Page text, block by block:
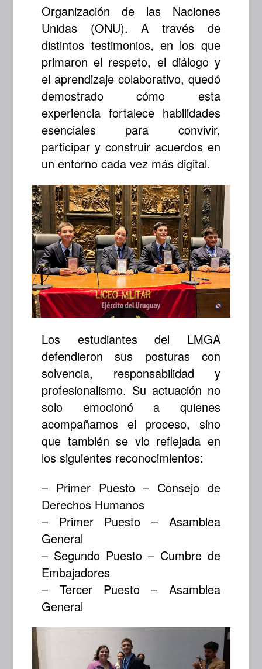
Organización de las Naciones
Unidas (ONU). A través de
distintos testimonios, en los que
primaron el respeto, el diálogo y
el aprendizaje colaborativo, quedó
demostrado cómo esta
experiencia fortalece habilidades
esenciales para convivir,
participar y construir acuerdos en
un entorno cada vez más digital.
Los estudiantes del LMGA
defendieron sus posturas con
solvencia, responsabilidad y
profesionalismo. Su actuación no
solo emocionó a quienes
acompañamos el proceso, sino
que también se vio reflejada en
los siguientes reconocimientos:
– Primer Puesto – Consejo de
Derechos Humanos
– Primer Puesto – Asamblea
General
– Segundo Puesto – Cumbre de
Embajadores
– Tercer Puesto – Asamblea
General